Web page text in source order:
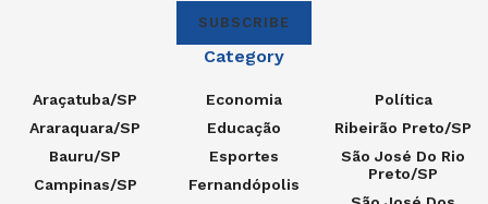
SUBSCRIBE
Category
Araçatuba/SP
Araraquara/SP
Bauru/SP
Campinas/SP
Economia
Educação
Esportes
Fernandópolis
Política
Ribeirão Preto/SP
São José Do Rio
Preto/SP